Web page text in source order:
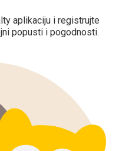
aplikaciju i registrujte
popusti i pogodnosti.